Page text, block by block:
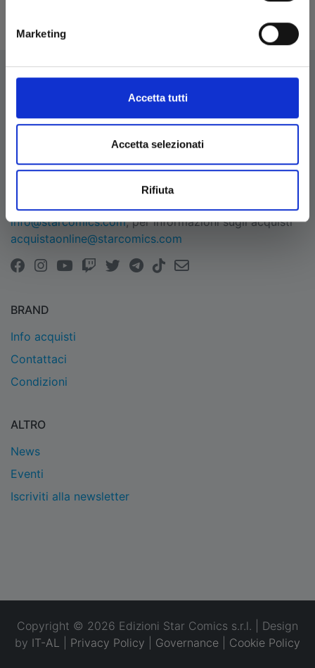
Marketing
Accetta tutti
Accetta selezionati
Rifiuta
EDIZIONI STAR COMICS
- 06134 Bosco (Perugia)
Tel.
info@starcomics.com, per informazioni sugli acquisti
acquistaonline@starcomics.com
BRAND
Info acquisti
Contattaci
Condizioni
ALTRO
News
Eventi
Iscriviti alla newsletter
Copyright © 2026 Edizioni Star Comics s.r.l. | Design
by IT-AL Privacy Policy Governance Cookie Policy